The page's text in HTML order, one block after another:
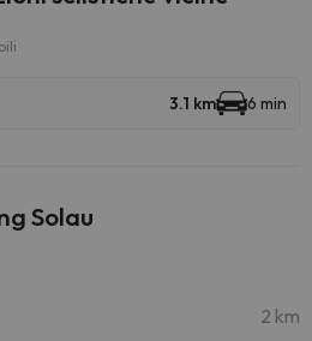
3.1 km 6 min
Solau
2 km